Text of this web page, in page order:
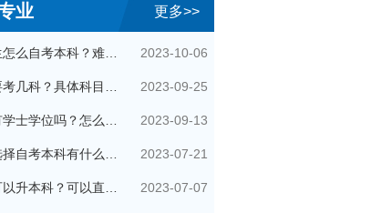
业 更多>>
在校大专生怎么自考本科？难通过吗？ 2023-10-06
自考本科要考几科？具体科目是什么？ 2023-09-25
自考本科有学士学位吗？怎么申请的？ 2023-09-13
提升学历选择自考本科有什么优势？ 2023-07-21
初中毕业可以升本科？可以直接自考本科吗？ 2023-07-07